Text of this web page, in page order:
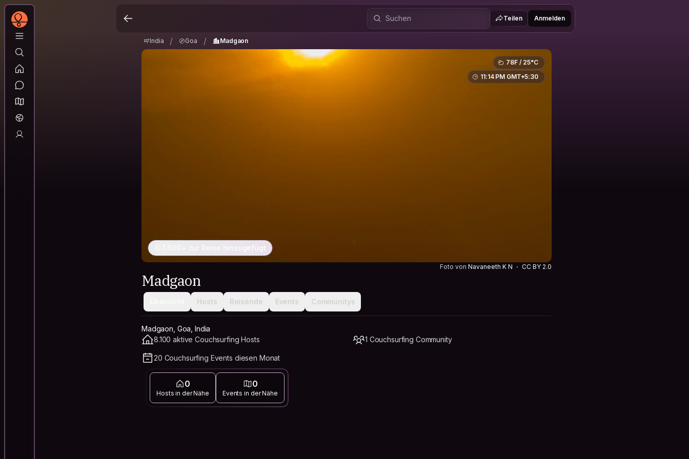
Teilen Anmelden
India / Goa / Madgaon
78F / 25°C
11:14 PM GMT+5:30
7.500+ zur Reise hinzugefügt
Foto von Navaneeth K N CC BY 2.0
Madgaon
Hosts Reisende Events Communitys
Madgaon, Goa, India
8.100 aktive Couchsurfing Hosts
1 Couchsurfing Community
20 Couchsurfing Events diesen Monat
0
Hosts in der Nähe
0
Events in der Nähe